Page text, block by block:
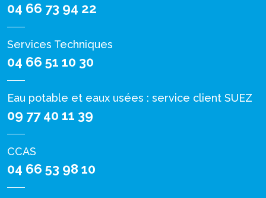
04 66 73 94 22
Services Techniques
04 66 51 10 30
Eau potable et eaux usées : service client SUEZ
09 77 40 11 39
CCAS
04 66 53 98 10